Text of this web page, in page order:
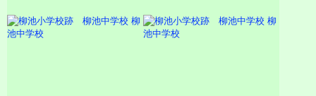
柳
池中学校
柳
池中学校